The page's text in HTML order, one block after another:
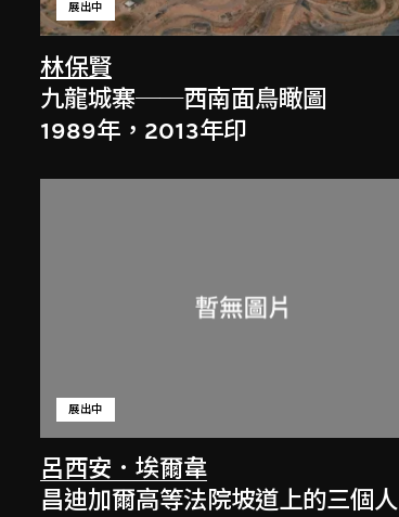
林保賢
展出中
九龍城寨──西南面鳥瞰圖
1989年，2013年印
呂西安．埃爾韋
展出中
昌迪加爾高等法院坡道上的三個人